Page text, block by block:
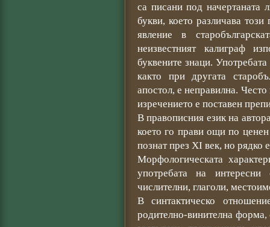
са писани под начертаната
букви, което различава
явление в
неизвестният калиграф
буквените знаци.
както при другата
апостол, е неправилна.
изречението е поставен
В правописния език на
което го прави ощи по
познат през ХІ век, но рядко
Морфологическата
употребата на интересни
числителни, глаголи,
В синтактическо
родително-винителна